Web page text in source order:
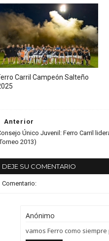
Carril Campeón Salteño
Anterior
Único Juvenil: Ferro Carril
2013)
DEJE SU COMENTARIO
Comentario:
Anónimo
vamos Ferro como